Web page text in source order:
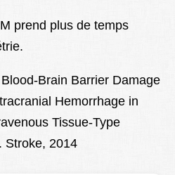
prend plus de temps
Brain Barrier Damage
Hemorrhage in
Tissue-Type
Stroke, 2014